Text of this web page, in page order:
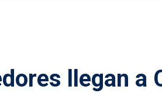
llegan a